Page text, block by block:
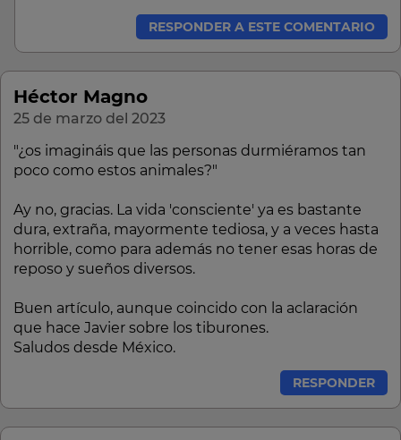
RESPONDER A ESTE COMENTARIO
Héctor Magno
25 de marzo del 2023
"¿os imagináis que las personas durmiéramos tan
poco como estos animales?"
Ay no, gracias. La vida 'consciente' ya es bastante
dura, extraña, mayormente tediosa, y a veces hasta
horrible, como para además no tener esas horas de
reposo y sueños diversos.
Buen artículo, aunque coincido con la aclaración
que hace Javier sobre los tiburones.
Saludos desde México.
RESPONDER